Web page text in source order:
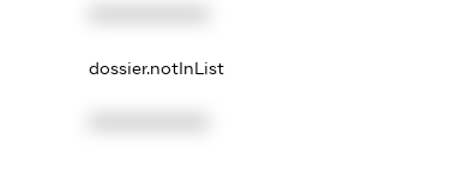
dossier.notInList